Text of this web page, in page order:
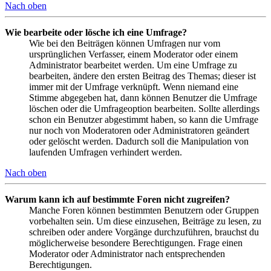
Nach oben
Wie bearbeite oder lösche ich eine Umfrage?
Wie bei den Beiträgen können Umfragen nur vom
ursprünglichen Verfasser, einem Moderator oder einem
Administrator bearbeitet werden. Um eine Umfrage zu
bearbeiten, ändere den ersten Beitrag des Themas; dieser ist
immer mit der Umfrage verknüpft. Wenn niemand eine
Stimme abgegeben hat, dann können Benutzer die Umfrage
löschen oder die Umfrageoption bearbeiten. Sollte allerdings
schon ein Benutzer abgestimmt haben, so kann die Umfrage
nur noch von Moderatoren oder Administratoren geändert
oder gelöscht werden. Dadurch soll die Manipulation von
laufenden Umfragen verhindert werden.
Nach oben
Warum kann ich auf bestimmte Foren nicht zugreifen?
Manche Foren können bestimmten Benutzern oder Gruppen
vorbehalten sein. Um diese einzusehen, Beiträge zu lesen, zu
schreiben oder andere Vorgänge durchzuführen, brauchst du
möglicherweise besondere Berechtigungen. Frage einen
Moderator oder Administrator nach entsprechenden
Berechtigungen.